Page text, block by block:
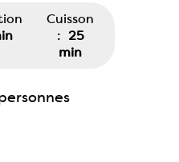
Cuisson
: 25
min